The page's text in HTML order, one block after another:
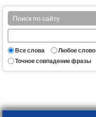
Поиск по сайту
Все слова
Любое слово
Точное совпадение фразы